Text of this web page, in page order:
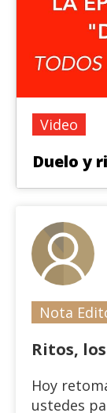
Video
Duelo y
Nota
Ritos,
Hoy
ustedes